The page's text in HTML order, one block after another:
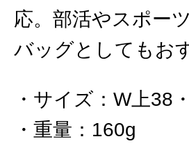
応。部活やスポー
バッグとしてもお
サイズ ： W上38
重量 ： 160g